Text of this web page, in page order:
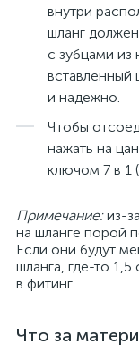
внутри
шланг
с зубцами из
вставленный
и надежно.
Чтобы
нажать на
ключом 7 в 1
Примечание:из-
на шланге порой
Если они будут
шланга, где-то
в фитинг.
Что за